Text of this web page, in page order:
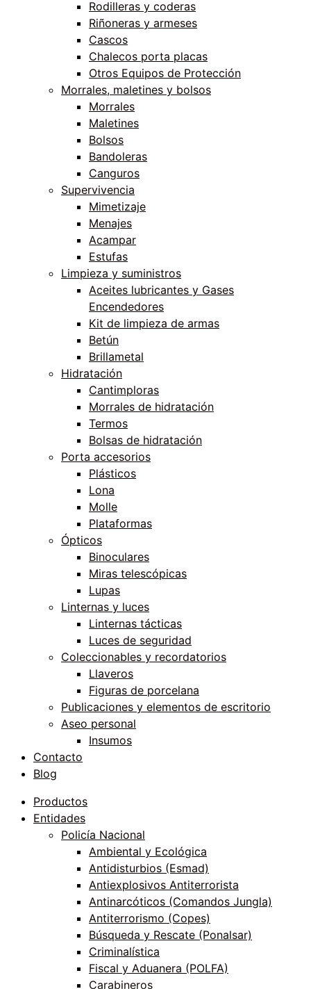
Rodilleras y coderas
Riñoneras y armeses
Cascos
Chalecos porta placas
Otros Equipos de Protección
Morrales, maletines y bolsos
Morrales
Maletines
Bolsos
Bandoleras
Canguros
Supervivencia
Mimetizaje
Menajes
Acampar
Estufas
Limpieza y suministros
Aceites lubricantes y Gases
Encendedores
Kit de limpieza de armas
Betún
Brillametal
Hidratación
Cantimploras
Morrales de hidratación
Termos
Bolsas de hidratación
Porta accesorios
Plásticos
Lona
Molle
Plataformas
Ópticos
Binoculares
Miras telescópicas
Lupas
Linternas y luces
Linternas tácticas
Luces de seguridad
Coleccionables y recordatorios
Llaveros
Figuras de porcelana
Publicaciones y elementos de escritorio
Aseo personal
Insumos
Contacto
Blog
Productos
Entidades
Policía Nacional
Ambiental y Ecológica
Antidisturbios (Esmad)
Antiexplosivos Antiterrorista
Antinarcóticos (Comandos Jungla)
Antiterrorismo (Copes)
Búsqueda y Rescate (Ponalsar)
Criminalística
Fiscal y Aduanera (POLFA)
Carabineros